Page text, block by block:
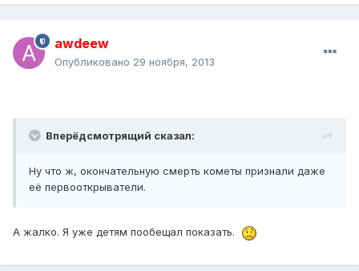
awdeew
Опубликовано 29 ноября, 2013
Вперёдсмотрящий сказал:
Ну что ж, окончательную смерть кометы признали даже
её первооткрыватели.
А жалко. Я уже детям пообещал показать.